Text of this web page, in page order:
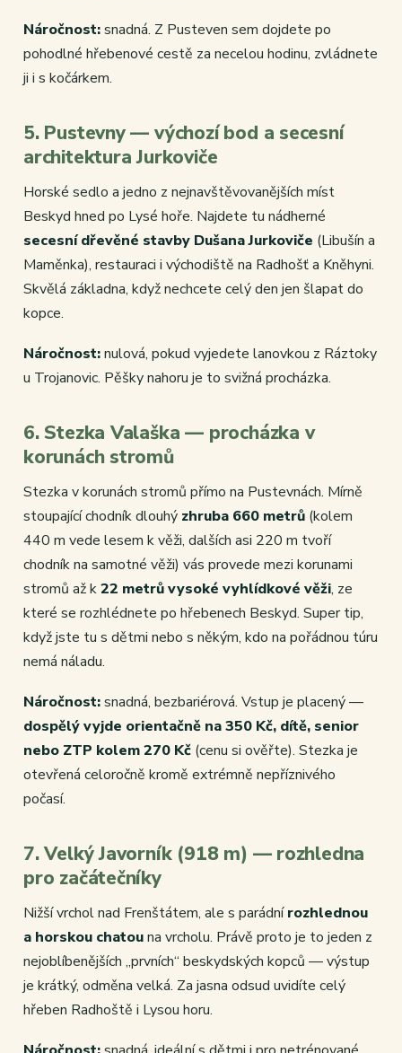
Náročnost:snadná. Z Pusteven sem dojdete po
pohodlné hřebenové cestě za necelou hodinu, zvládnete
ji i s kočárkem.
5. Pustevny — výchozí bod a secesní
architektura Jurkoviče
Horské sedlo a jedno z nejnavštěvovanějších míst
Beskyd hned po Lysé hoře. Najdete tu nádherné
secesní dřevěné stavby Dušana Jurkoviče (Libušín a
Maměnka), restauraci i východiště na Radhošť a Kněhyni.
Skvělá základna, když nechcete celý den jen šlapat do
kopce.
Náročnost:nulová, pokud vyjedete lanovkou z Ráztoky
u Trojanovic. Pěšky nahoru je to svižná procházka.
6. Stezka Valaška — procházka v
korunách stromů
Stezka v korunách stromů přímo na Pustevnách. Mírně
stoupající chodník dlouhý zhruba 660 metrů (kolem
440 m vede lesem k věži, dalších asi 220 m tvoří
chodník na samotné věži) vás provede mezi korunami
stromů až k22 metrů vysoké vyhlídkové věži, ze
které se rozhlédnete po hřebenech Beskyd. Super tip,
když jste tu s dětmi nebo s někým, kdo na pořádnou túru
nemá náladu.
Náročnost:snadná, bezbariérová. Vstup je placený —
dospělý vyjde orientačně na 350 Kč, dítě, senior
nebo ZTP kolem 270 Kč (cenu si ověřte). Stezka je
otevřená celoročně kromě extrémně nepříznivého
počasí.
7. Velký Javorník (918 m) — rozhledna
pro začátečníky
Nižší vrchol nad Frenštátem, ale s parádnírozhlednou
a horskou chatouna vrcholu. Právě proto je to jeden z
nejoblíbenějších „prvních“ beskydských kopců — výstup
je krátký, odměna velká. Za jasna odsud uvidíte celý
hřeben Radhoště i Lysou horu.